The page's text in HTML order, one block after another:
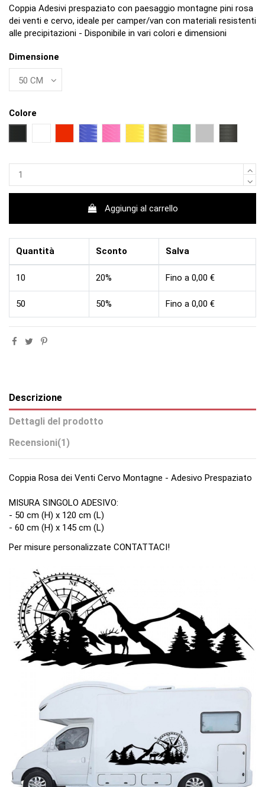
Coppia Adesivi prespaziato con paesaggio montagne pini rosa
dei venti e cervo, ideale per camper/van con materiali resistenti
alle precipitazioni - Disponibile in vari colori e dimensioni
Dimensione
Colore
ROSSOBLU GIALLOORO
Aggiungi al carrello
Quantità Sconto Salva
10 20% Fino a 0,00 €
50 50% Fino a 0,00 €
Descrizione
Dettagli del prodotto
Recensioni(1)
Coppia Rosa dei Venti Cervo Montagne - Adesivo Prespaziato
MISURA SINGOLO ADESIVO:
- 50 cm (H) x 120 cm (L)
- 60 cm (H) x 145 cm (L)
Per misure personalizzate CONTATTACI!